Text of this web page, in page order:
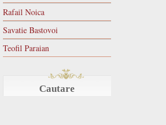
Rafail Noica
Savatie Bastovoi
Teofil Paraian
Cautare